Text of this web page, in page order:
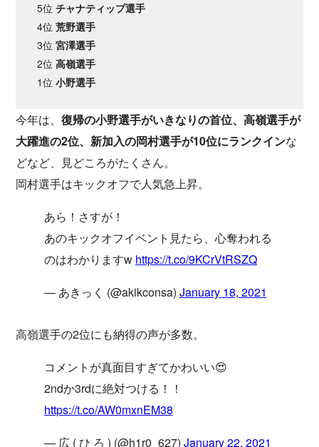
5位チャナティップ選手
4位荒野選手
3位宮澤選手
2位高嶺選手
1位小野選手
今年は、復帰の小野選手がいきなりの首位、高嶺選手が
大躍進の2位、新加入の岡村選手が10位にランクインな
どなど、見どころがたくさん。
岡村選手はキックオフで人気急上昇。
あら！さすが！
あのキックオフイベント見たら、心奪われる
のはわかりますw https://t.co/9KCrVtRSZQ
— あきっく (@akikconsa) January 18, 2021
高嶺選手の2位にも納得の声が多数。
コメントが真面目すぎてかわいい😍
2ndか3rdに絶対つける！！
https://t.co/AW0mxnEM38
— 広 ( ひ ろ ) (@h1r0_627) January 22, 2021